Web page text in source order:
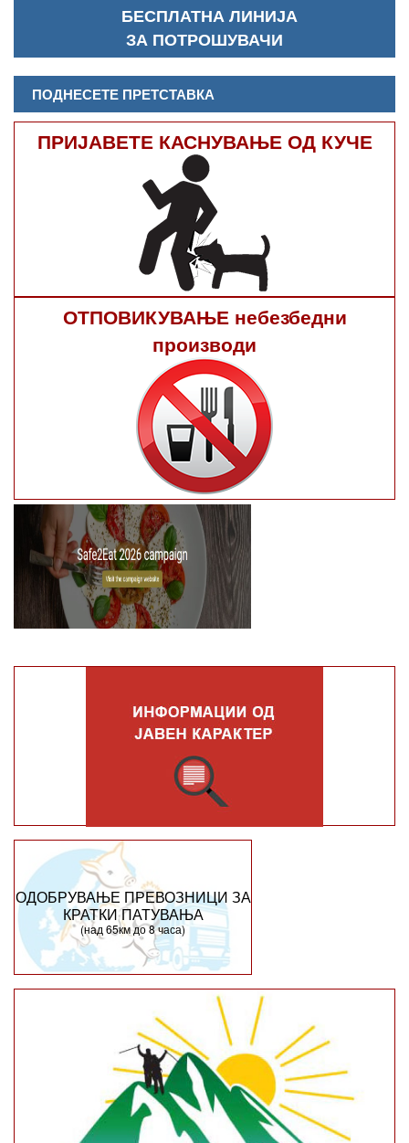
БЕСПЛАТНА ЛИНИЈА
ЗА ПОТРОШУВАЧИ
ПОДНЕСЕТЕ ПРЕТСТАВКА
ПРИЈАВЕТЕ КАСНУВАЊЕ ОД КУЧЕ
ОТПОВИКУВАЊЕ небезбедни
производи
ОДОБРУВАЊЕ ПРЕВОЗНИЦИ ЗА
КРАТКИ ПАТУВАЊА
(над 65км до 8 часа)